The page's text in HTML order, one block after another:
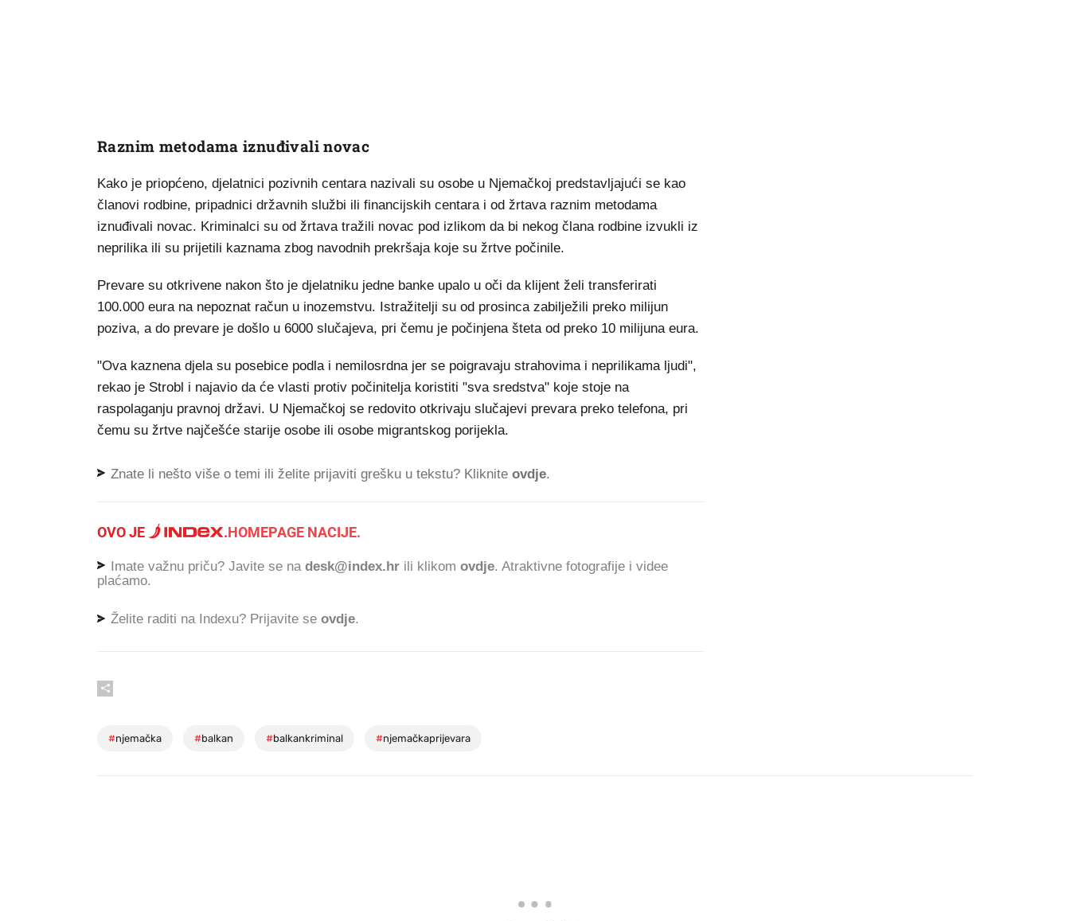
Raznim metodama iznuđivali novac
Kako je priopćeno, djelatnici pozivnih centara nazivali su osobe u Njemačkoj predstavljajući se kao
članovi rodbine, pripadnici državnih službi ili financijskih centara i od žrtava raznim metodama
iznuđivali novac. Kriminalci su od žrtava tražili novac pod izlikom da bi nekog člana rodbine izvukli iz
neprilika ili su prijetili kaznama zbog navodnih prekršaja koje su žrtve počinile.
Prevare su otkrivene nakon što je djelatniku jedne banke upalo u oči da klijent želi transferirati
100.000 eura na nepoznat račun u inozemstvu. Istražitelji su od prosinca zabilježili preko milijun
poziva, a do prevare je došlo u 6000 slučajeva, pri čemu je počinjena šteta od preko 10 milijuna eura.
"Ova kaznena djela su posebice podla i nemilosrdna jer se poigravaju strahovima i neprilikama ljudi",
rekao je Strobl i najavio da će vlasti protiv počinitelja koristiti "sva sredstva" koje stoje na
raspolaganju pravnoj državi. U Njemačkoj se redovito otkrivaju slučajevi prevara preko telefona, pri
čemu su žrtve najčešće starije osobe ili osobe migrantskog porijekla.
Znate li nešto više o temi ili želite prijaviti grešku u tekstu? Kliknite ovdje.
OVO JE .HOMEPAGE NACIJE.
Imate važnu priču? Javite se na desk@index.hr ili klikom ovdje. Atraktivne fotografije i videe
plaćamo.
Želite raditi na Indexu? Prijavite se ovdje.
#njemačka #balkan #balkankriminal #njemačkaprijevara